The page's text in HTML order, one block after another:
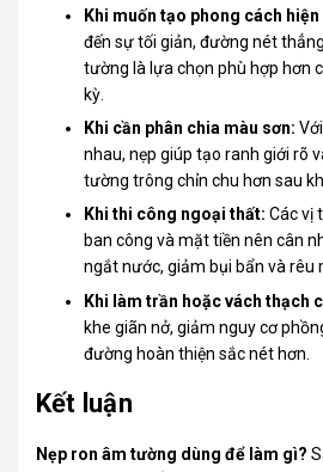
Khi muốn tạo phong cách hiện
đến sự tối giản, đường nét
tường là lựa chọn phù hợp hơn
kỳ.
Khi cần phân chia màu sơn:
nhau, nẹp giúp tạo ranh giới rõ
tường trông chỉn chu hơn sau
Khi thi công ngoại thất: Các vị
ban công và mặt tiền nên cân
ngắt nước, giảm bụi bẩn và rêu
Khi làm trần hoặc vách thạch
khe giãn nở, giảm nguy cơ
đường hoàn thiện sắc nét hơn.
Kết luận
Nẹp ron âm tường dùng để làm gì?